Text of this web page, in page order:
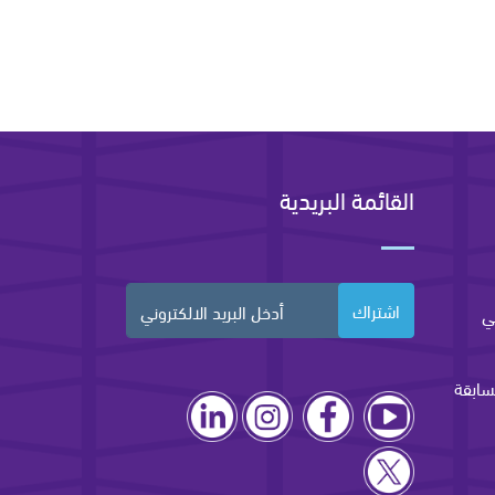
القائمة البريدية
اشتراك